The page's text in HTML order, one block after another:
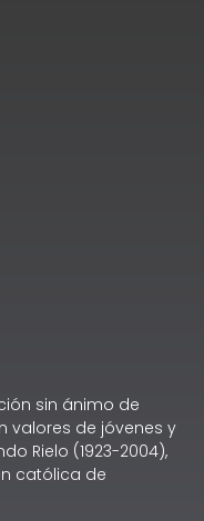
sin ánimo de
valores de jóvenes y
Rielo (1923-2004),
católica de